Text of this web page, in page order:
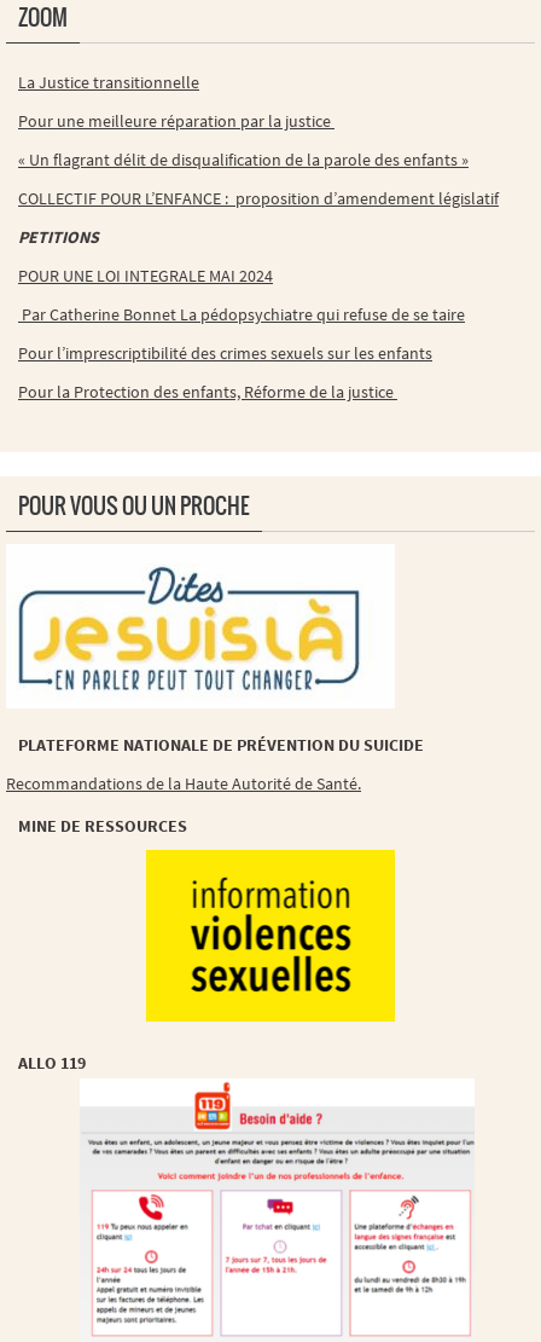
ZOOM
La Justice transitionnelle
Pour une meilleure réparation par la justice
« Un flagrant délit de disqualification de la parole des enfants »
COLLECTIF POUR L’ENFANCE : proposition d’amendement législatif
PETITIONS
POUR UNE LOI INTEGRALE MAI 2024
Par Catherine Bonnet La pédopsychiatre qui refuse de se taire
Pour l’imprescriptibilité des crimes sexuels sur les enfants
Pour la Protection des enfants, Réforme de la justice
POUR VOUS OU UN PROCHE
PLATEFORME NATIONALE DE PRÉVENTION DU SUICIDE
Recommandations de la Haute Autorité de Santé.
MINE DE RESSOURCES
ALLO 119